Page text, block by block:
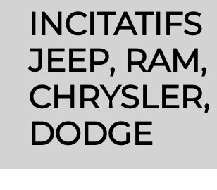
INCITATIFS
JEEP, RAM,
CHRYSLER,
DODGE